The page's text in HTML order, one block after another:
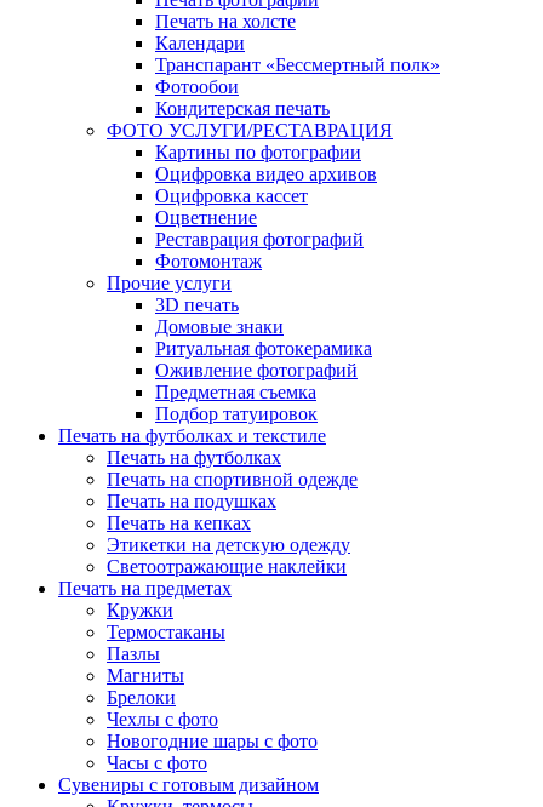
Печать на холсте
Календари
Транспарант «Бессмертный полк»
Фотообои
Кондитерская печать
ФОТО УСЛУГИ/РЕСТАВРАЦИЯ
Картины по фотографии
Оцифровка видео архивов
Оцифровка кассет
Оцветнение
Реставрация фотографий
Фотомонтаж
Прочие услуги
3D печать
Домовые знаки
Ритуальная фотокерамика
Оживление фотографий
Предметная съемка
Подбор татуировок
Печать на футболках и текстиле
Печать на футболках
Печать на спортивной одежде
Печать на подушках
Печать на кепках
Этикетки на детскую одежду
Светоотражающие наклейки
Печать на предметах
Кружки
Термостаканы
Пазлы
Магниты
Брелоки
Чехлы с фото
Новогодние шары с фото
Часы с фото
Сувениры с готовым дизайном